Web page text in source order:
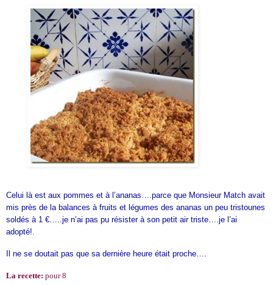
Celui là est aux pommes et à l’ananas….parce que Monsieur Match avait
mis près de la balances à fruits et légumes des ananas un peu tristounes
soldés à 1 €…..je n’ai pas pu résister à son petit air triste….je l’ai
adopté!.
Il ne se doutait pas que sa dernière heure était proche….
La recette: pour 8